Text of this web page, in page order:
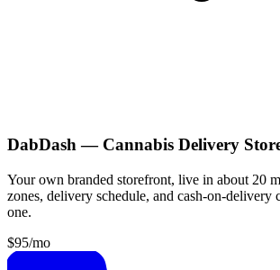
DabDash — Cannabis Delivery
Your own branded storefront, live in about 20
zones, delivery schedule, and cash-on-
one.
$95/mo